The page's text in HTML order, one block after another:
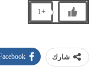
+1
شارك